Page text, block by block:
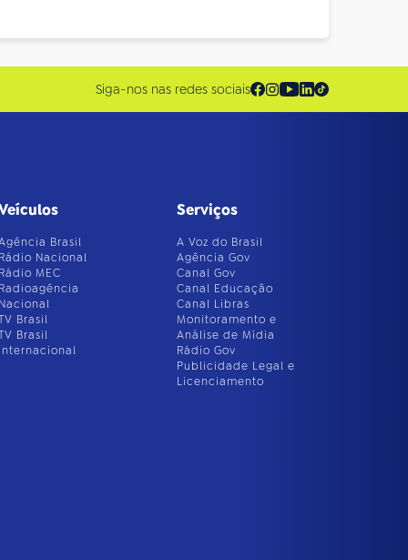
Siga-nos nas redes sociais
Brasil
Nacional
MEC
Brasil
Brasil
Serviços
A Voz do Brasil
Agência Gov
Canal Gov
Canal Educação
Canal Libras
Monitoramento e
Análise de Mídia
Rádio Gov
Publicidade Legal e
Licenciamento